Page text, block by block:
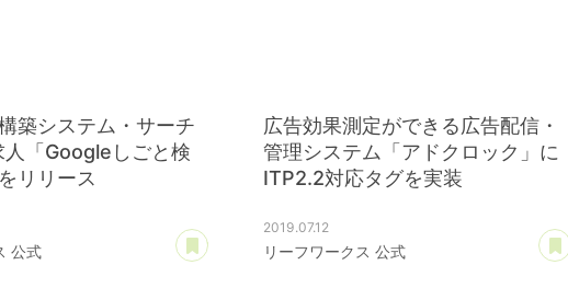
築システム・サーチ
「Googleしごと検
リリース
公式
あとで読む
広告効果測定ができる広告配信・
管理システム「アドクロック」に
ITP2.2対応タグを実装
2019.07.12
リーフワークス 公式